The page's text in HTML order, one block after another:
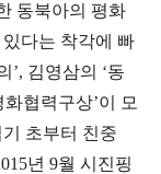
동북아의 평화
다는 착각에 빠
’, 김영삼의 ‘동
화협력구상’이 모
초부터 친중
년 9월 시진핑